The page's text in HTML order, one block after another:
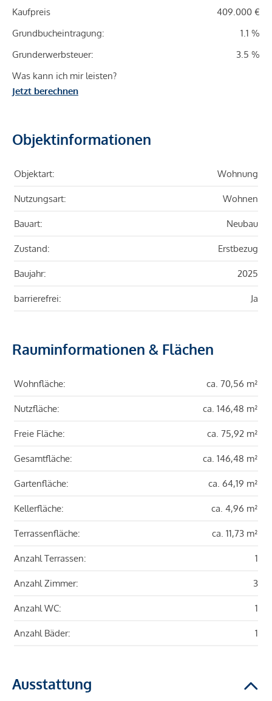
Kaufpreis
409.000 €
Grundbucheintragung:
1.1 %
Grunderwerbsteuer:
3.5 %
Was kann ich mir leisten?
Jetzt berechnen
Objektinformationen
Objektart: Wohnung
Nutzungsart: Wohnen
Bauart: Neubau
Zustand: Erstbezug
Baujahr: 2025
barrierefrei: Ja
Rauminformationen & Flächen
Wohnfläche: ca. 70,56 m²
Nutzfläche: ca. 146,48 m²
Freie Fläche: ca. 75,92 m²
Gesamtfläche: ca. 146,48 m²
Gartenfläche: ca. 64,19 m²
Kellerfläche: ca. 4,96 m²
Terrassenfläche: ca. 11,73 m²
Anzahl Terrassen: 1
Anzahl Zimmer: 3
Anzahl WC: 1
Anzahl Bäder: 1
Ausstattung